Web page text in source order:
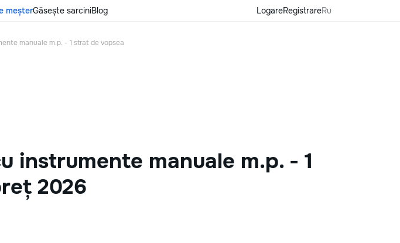
meșterGăsește sarciniBlog LogareRegistrareRu
manuale m.p. - 1 strat de vopsea
instrumente manuale m.p. - 1
2026